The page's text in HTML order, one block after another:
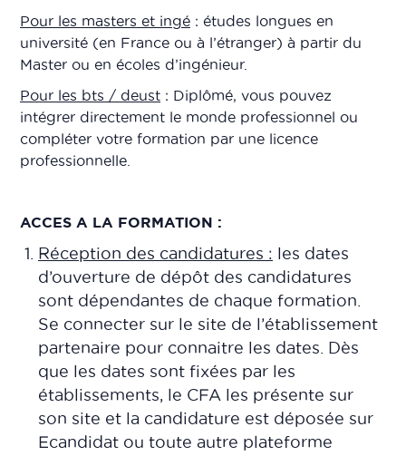
Pour les masters et ingé : études longues en
université (en France ou à l’étranger) à partir du
Master ou en écoles d’ingénieur.
Pour les bts / deust : Diplômé, vous pouvez
intégrer directement le monde professionnel ou
compléter votre formation par une licence
professionnelle.
ACCES A LA FORMATION :
Réception des candidatures : les dates
d’ouverture de dépôt des candidatures
sont dépendantes de chaque formation.
Se connecter sur le site de l’établissement
partenaire pour connaitre les dates. Dès
que les dates sont fixées par les
établissements, le CFA les présente sur
son site et la candidature est déposée sur
Ecandidat ou toute autre plateforme